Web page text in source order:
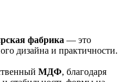
фабрика — это
дизайна и практичности.
МДФ, благодаря